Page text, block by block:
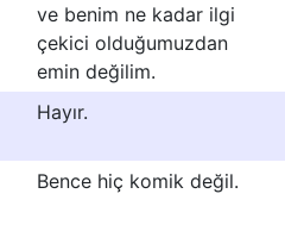
ve benim ne kadar ilgi
çekici olduğumuzdan
emin değilim.
Hayır.
Bence hiç komik değil.